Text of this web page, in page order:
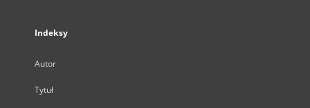
Indeksy
Autor
Tytuł